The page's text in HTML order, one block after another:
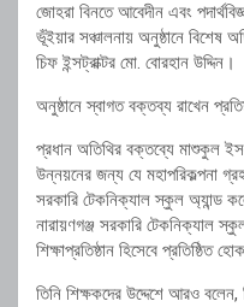
জোহরা বিনতে আবেদীন এবং
ভূঁইয়ার সঞ্চালনায় অনুষ্ঠানে বিশেষ
চিফ ইন্সট্রাক্টর মো. বোরহান উদ্দিন।
অনুষ্ঠানে স্বাগত বক্তব্য রাখেন
প্রধান অতিথির বক্তব্যে মাশুকুল
উন্নয়নের জন্য যে মহাপরিকল্পনা
সরকারি টেকনিক্যাল স্কুল অ্যান্ড
নারায়ণগঞ্জ সরকারি টেকনিক্যাল
শিক্ষাপ্রতিষ্ঠান হিসেবে প্রতিষ্ঠিত
তিনি শিক্ষকদের উদ্দেশে আরও বলেন,